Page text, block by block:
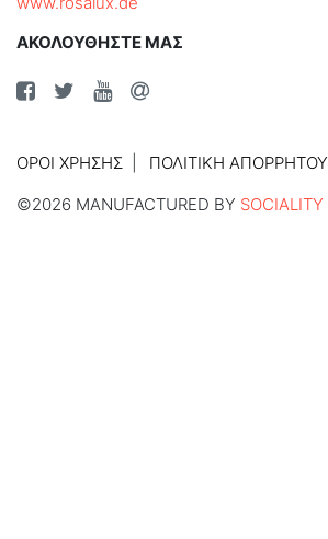
ΑΚΟΛΟΥΘΗΣΤΕ ΜΑΣ
ΌΡΟΙ ΧΡΉΣΗΣ
ΠΟΛΙΤΙΚΉ ΑΠΟΡΡΉΤΟΥ
©2026 MANUFACTURED BY SOCIALITY